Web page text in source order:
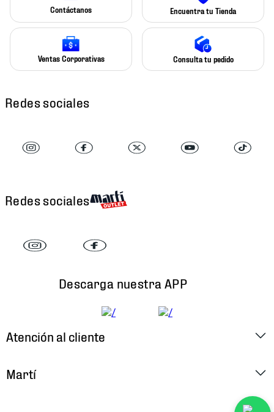
Contáctanos Encuentra tu Tienda
Ventas Corporativas Consulta tu pedido
Redes sociales
Redes sociales
Descarga nuestra APP
Atención al cliente
Martí